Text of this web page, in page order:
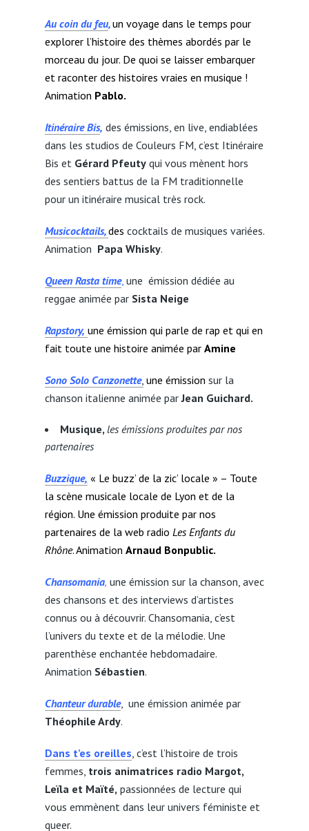
Au coin du feu,un voyage dans le temps pour
explorer l’histoire des thèmes abordés par le
morceau du jour. De quoi se laisser embarquer
et raconter des histoires vraies en musique !
Animation Pablo.
Itinéraire Bis, des émissions, en live, endiablées
dans les studios de Couleurs FM, c’est Itinéraire
Bis et Gérard Pfeutyqui vous mènent hors
des sentiers battus de la FM traditionnelle
pour un itinéraire musical très rock.
Musicocktails,des cocktails de musiques variées.
Animation Papa Whisky.
Queen Rasta time,une émission dédiée au
reggae animée par Sista Neige
Rapstory, une émission qui parle de rap et qui en
fait toute une histoire animée par Amine
Sono Solo Canzonette,une émission sur la
chanson italienne animée parJean Guichard.
Musique, les émissions produites par nos
partenaires
Buzzique, « Le buzz’ de la zic’ locale » – Toute
la scène musicale locale de Lyon et de la
région. Une émission produite par nos
partenaires de la web radio Les Enfants du
Rhône. Animation Arnaud Bonpublic.
Chansomania, une émission sur la chanson, avec
des chansons et des interviews d’artistes
connus ou à découvrir. Chansomania, c’est
l’univers du texte et de la mélodie. Une
parenthèse enchantée hebdomadaire.
Animation Sébastien.
Chanteur durable, une émission animée par
Théophile Ardy.
Dans t’es oreilles, c’est l’histoire de trois
femmes, trois animatrices radio Margot,
Leïla et Maïté, passionnées de lecture qui
vous emmènent dans leur univers féministe et
queer.